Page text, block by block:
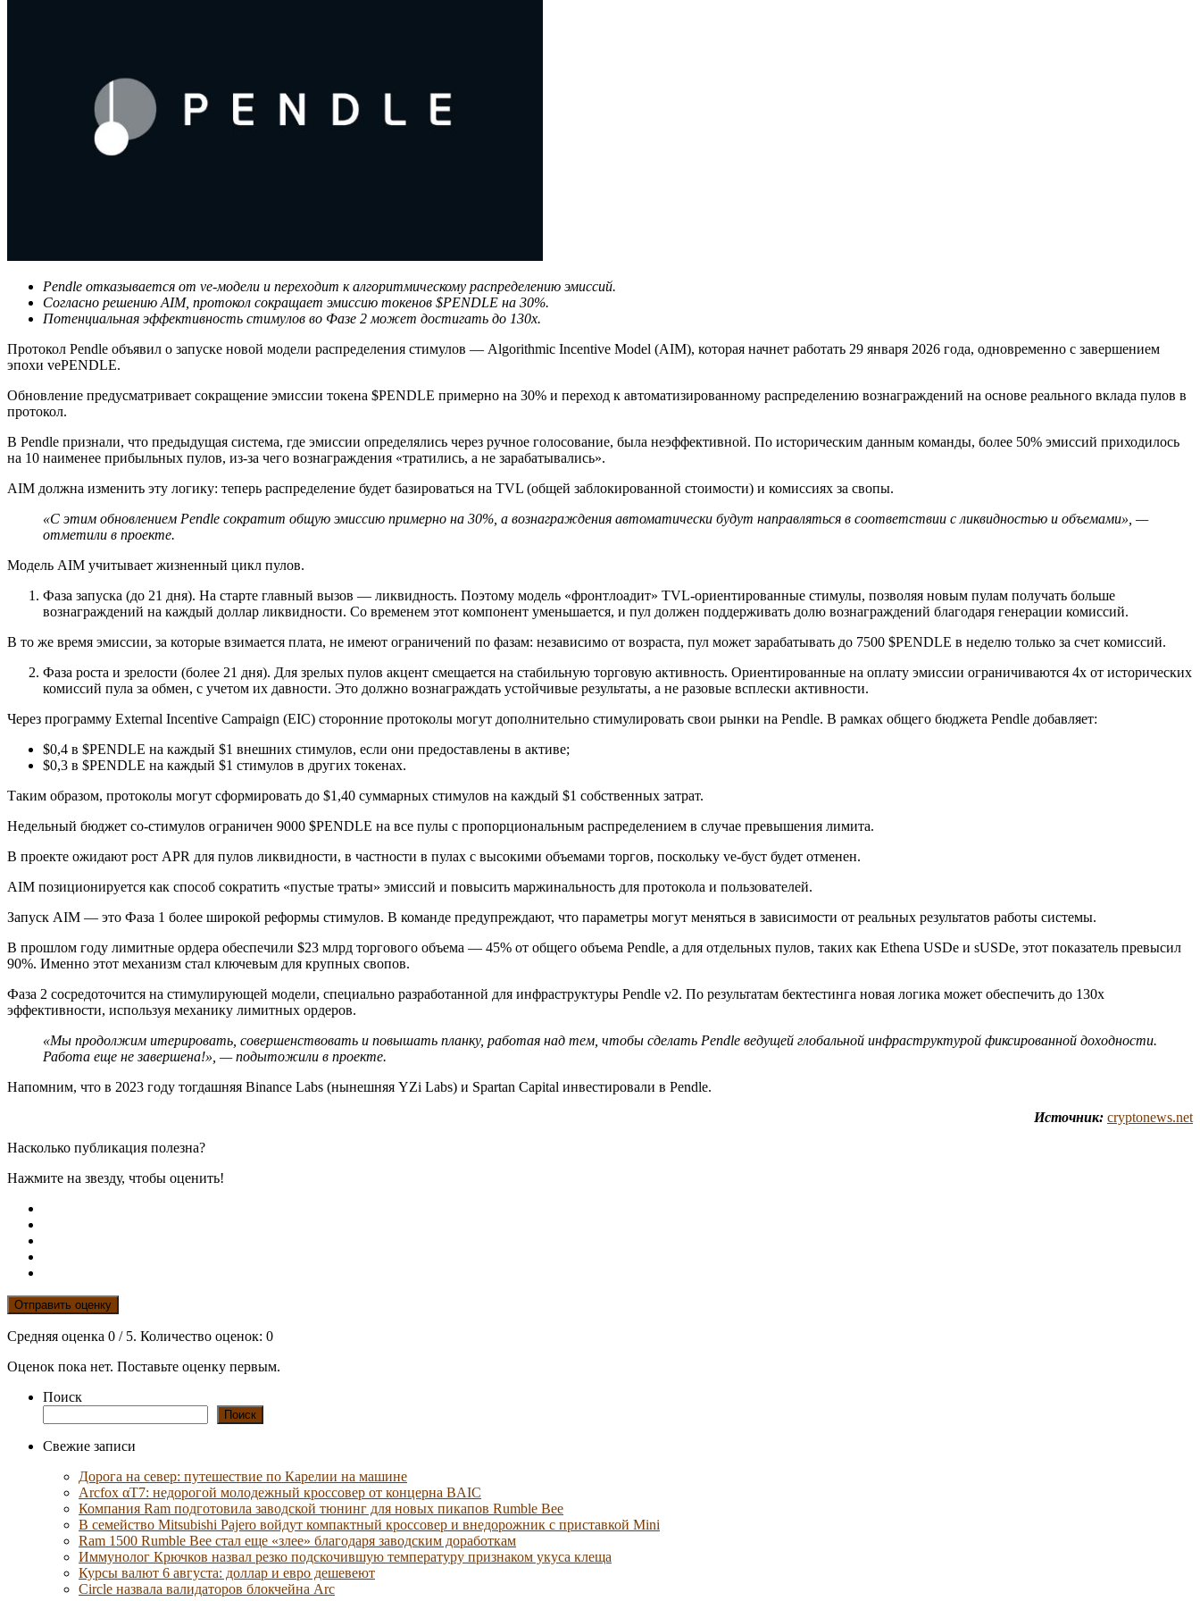
Pendle отказывается от ve-модели и переходит к алгоритмическому распределению эмиссий.
Согласно решению AIM, протокол сокращает эмиссию токенов $PENDLE на 30%.
Потенциальная эффективность стимулов во Фазе 2 может достигать до 130х.
Протокол Pendle объявил о запуске новой модели распределения стимулов — Algorithmic Incentive Model (AIM), которая начнет работать 29 января 2026 года, одновременно с завершением
эпохи vePENDLE.
Обновление предусматривает сокращение эмиссии токена $PENDLE примерно на 30% и переход к автоматизированному распределению вознаграждений на основе реального вклада пулов в
протокол.
В Pendle признали, что предыдущая система, где эмиссии определялись через ручное голосование, была неэффективной. По историческим данным команды, более 50% эмиссий приходилось
на 10 наименее прибыльных пулов, из-за чего вознаграждения «тратились, а не зарабатывались».
AIM должна изменить эту логику: теперь распределение будет базироваться на TVL (общей заблокированной стоимости) и комиссиях за свопы.
«С этим обновлением Pendle сократит общую эмиссию примерно на 30%, а вознаграждения автоматически будут направляться в соответствии с ликвидностью и объемами», —
отметили в проекте.
Модель AIM учитывает жизненный цикл пулов.
Фаза запуска (до 21 дня). На старте главный вызов — ликвидность. Поэтому модель «фронтлоадит» TVL-ориентированные стимулы, позволяя новым пулам получать больше
вознаграждений на каждый доллар ликвидности. Со временем этот компонент уменьшается, и пул должен поддерживать долю вознаграждений благодаря генерации комиссий.
В то же время эмиссии, за которые взимается плата, не имеют ограничений по фазам: независимо от возраста, пул может зарабатывать до 7500 $PENDLE в неделю только за счет комиссий.
Фаза роста и зрелости (более 21 дня). Для зрелых пулов акцент смещается на стабильную торговую активность. Ориентированные на оплату эмиссии ограничиваются 4х от исторических
комиссий пула за обмен, с учетом их давности. Это должно вознаграждать устойчивые результаты, а не разовые всплески активности.
Через программу External Incentive Campaign (EIC) сторонние протоколы могут дополнительно стимулировать свои рынки на Pendle. В рамках общего бюджета Pendle добавляет:
$0,4 в $PENDLE на каждый $1 внешних стимулов, если они предоставлены в активе;
$0,3 в $PENDLE на каждый $1 стимулов в других токенах.
Таким образом, протоколы могут сформировать до $1,40 суммарных стимулов на каждый $1 собственных затрат.
Недельный бюджет со-стимулов ограничен 9000 $PENDLE на все пулы с пропорциональным распределением в случае превышения лимита.
В проекте ожидают рост APR для пулов ликвидности, в частности в пулах с высокими объемами торгов, поскольку ve-буст будет отменен.
AIM позиционируется как способ сократить «пустые траты» эмиссий и повысить маржинальность для протокола и пользователей.
Запуск AIM — это Фаза 1 более широкой реформы стимулов. В команде предупреждают, что параметры могут меняться в зависимости от реальных результатов работы системы.
В прошлом году лимитные ордера обеспечили $23 млрд торгового объема — 45% от общего объема Pendle, а для отдельных пулов, таких как Ethena USDe и sUSDe, этот показатель превысил
90%. Именно этот механизм стал ключевым для крупных свопов.
Фаза 2 сосредоточится на стимулирующей модели, специально разработанной для инфраструктуры Pendle v2. По результатам бектестинга новая логика может обеспечить до 130х
эффективности, используя механику лимитных ордеров.
«Мы продолжим итерировать, совершенствовать и повышать планку, работая над тем, чтобы сделать Pendle ведущей глобальной инфраструктурой фиксированной доходности.
Работа еще не завершена!», — подытожили в проекте.
Напомним, что в 2023 году тогдашняя Binance Labs (нынешняя YZi Labs) и Spartan Capital инвестировали в Pendle.
Источник: cryptonews.net
Насколько публикация полезна?
Нажмите на звезду, чтобы оценить!
Отправить оценку
Средняя оценка 0 / 5. Количество оценок: 0
Оценок пока нет. Поставьте оценку первым.
Поиск
Поиск
Свежие записи
Дорога на север: путешествие по Карелии на машине
Arcfox αT7: недорогой молодежный кроссовер от концерна BAIC
Компания Ram подготовила заводской тюнинг для новых пикапов Rumble Bee
В семейство Mitsubishi Pajero войдут компактный кроссовер и внедорожник с приставкой Mini
Ram 1500 Rumble Bee стал еще «злее» благодаря заводским доработкам
Иммунолог Крючков назвал резко подскочившую температуру признаком укуса клеща
Курсы валют 6 августа: доллар и евро дешевеют
Circle назвала валидаторов блокчейна Arc